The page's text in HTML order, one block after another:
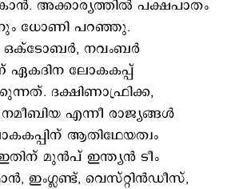
അക്കാര്യത്തില്‍ പക്ഷപാതം
ധോണി പറഞ്ഞു.
നവംബര്‍
ഏകദിന ലോകകപ്പ്
ദക്ഷിണാഫ്രിക്ക,
എന്നീ രാജ്യങ്ങള്‍
ആതിഥേയത്വം
മുന്‍പ് ഇന്ത്യന്‍ ടീം
ഇംഗ്ലണ്ട്, വെസ്റ്റിന്‍ഡീസ്,